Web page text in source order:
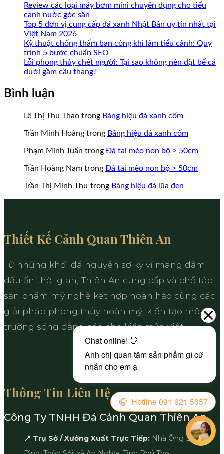
Review các loại máy bơm mini chuyên dụng cho tiểu
cảnh nước góc sân
Top 5 đơn vị cung cấp đá xanh Nhật Bản uy tín nhất tại
Việt Nam 2026
Kỹ thuật chống thấm ban công khi làm tiểu cảnh: Quy
trình 5 bước chuẩn SEO
Lỗi phong thủy chết người: Tại sao không nên đặt bể cá
dưới gầm cầu thang?
Bình luận
Lê Thị Thu Thảo trong Bảng hiệu đá xanh cốm
Trần Minh Hoàng trong Bảng hiệu đá xanh cốm
Phạm Minh Tuấn trong Đá tai mèo non bộ > 50cm
Trần Hoàng Nam trong Đá tai mèo non bộ > 50cm
Trần Thị Minh Thưtrong Bảng hiệu đá lũa đen
Thiết Kế Cảnh Quan Thiên An
Từ những khối đá nguyên sơ kỳ vĩ mang đậm
dấu ấn thời gian, Thiên An cung cấp và chế tác
sản phẩm mỹ nghệ kết hợp hoàn hảo cùng các
giải pháp phong thủy hoàn mỹ, kiến tạo môi
trường sống đẳng cấp cho kiến trúc Việt.
Thông Tin Liên Hệ
Công Ty TNHH Đá Cảnh Quan Thiên An
📍 Trụ Sở / Xưởng Xuất Trực Tiếp: Nhà Ông Bà Phú